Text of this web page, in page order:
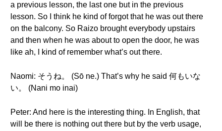
a previous lesson, the last one but in the previous
lesson. So I think he kind of forgot that he was out there
on the balcony. So Raizo brought everybody upstairs
and then when he was about to open the door, he was
like ah, I kind of remember what’s out there.
Naomi: そうね。 (Sō ne.) That’s why he said 何もいな
い。 (Nani mo inai)
Peter: And here is the interesting thing. In English, that
will be there is nothing out there but by the verb usage,